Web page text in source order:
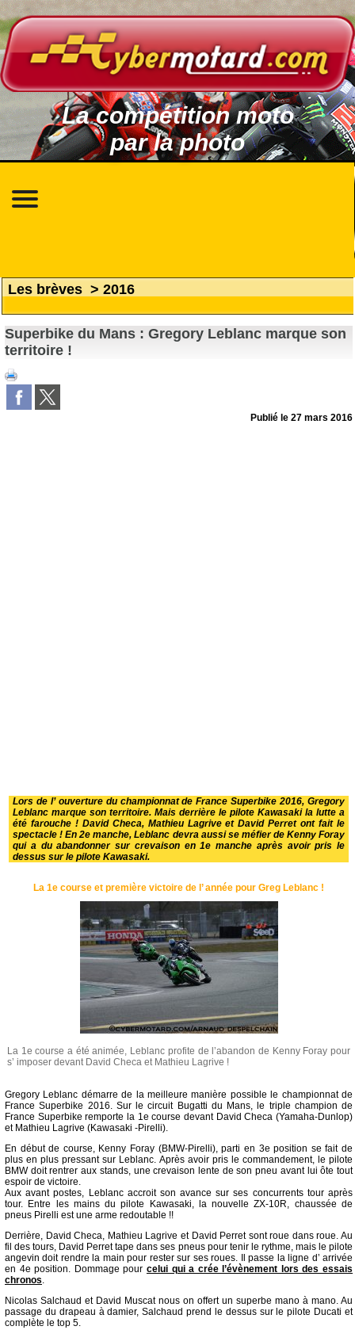
La compétition moto
par la photo
Les brèves > 2016
Superbike du Mans : Gregory Leblanc marque son
territoire !
Publié le27 mars 2016
Lors de l’ ouverture du championnat de France Superbike 2016, Gregory
Leblanc marque son territoire. Mais derrière le pilote Kawasaki la lutte a
été farouche ! David Checa, Mathieu Lagrive et David Perret ont fait le
spectacle ! En 2e manche, Leblanc devra aussi se méfier de Kenny Foray
qui a du abandonner sur crevaison en 1e manche après avoir pris le
dessus sur le pilote Kawasaki.
La 1e course et première victoire de l’ année pour Greg Leblanc !
La 1e course a été animée, Leblanc profite de l’abandon de Kenny Foray pour
s’ imposer devant David Checa et Mathieu Lagrive !
Gregory Leblanc démarre de la meilleure manière possible le championnat de
France Superbike 2016. Sur le circuit Bugatti du Mans, le triple champion de
France Superbike remporte la 1e course devant David Checa (Yamaha-Dunlop)
et Mathieu Lagrive (Kawasaki -Pirelli).
En début de course, Kenny Foray (BMW-Pirelli), parti en 3e position se fait de
plus en plus pressant sur Leblanc. Après avoir pris le commandement, le pilote
BMW doit rentrer aux stands, une crevaison lente de son pneu avant lui ôte tout
espoir de victoire.
Aux avant postes, Leblanc accroit son avance sur ses concurrents tour après
tour. Entre les mains du pilote Kawasaki, la nouvelle ZX-10R, chaussée de
pneus Pirelli est une arme redoutable !!
Derrière, David Checa, Mathieu Lagrive et David Perret sont roue dans roue. Au
fil des tours, David Perret tape dans ses pneus pour tenir le rythme, mais le pilote
angevin doit rendre la main pour rester sur ses roues. Il passe la ligne d’ arrivée
en 4e position. Dommage pour celui qui a crée l’évènement lors des essais
chronos.
Nicolas Salchaud et David Muscat nous on offert un superbe mano à mano. Au
passage du drapeau à damier, Salchaud prend le dessus sur le pilote Ducati et
complète le top 5.